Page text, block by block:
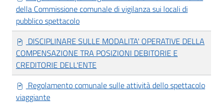
della Commissione comunale di vigilanza sui locali di
pubblico spettacolo
DISCIPLINARE SULLE MODALITA' OPERATIVE DELLA
COMPENSAZIONE TRA POSIZIONI DEBITORIE E
CREDITORIE DELL'ENTE
Regolamento comunale sulle attività dello spettacolo
viaggiante